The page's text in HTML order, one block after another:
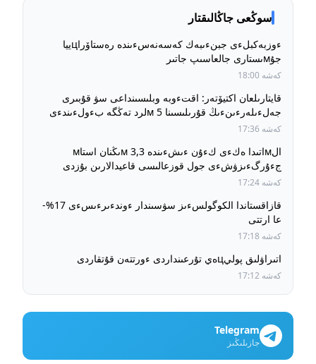
سوڭعى جاڭالىقتار
ءوزبەكبلءى جبنءىبەك كەسەنەسءىندە رەستاۆراцييا
جۇмىستارى جالعاسىپ جاتىر
كەشە 18:00
قايتارىلعان اكتيۆتەر: اقتءوبە وبلىسىنداعى سۋ قۇبىرى
جەلءىلەرءىنءىڭ قۇرىلىسىنا 5 мلرد تەڭگە بءولءىندءى
كەشە 17:36
الмاتىدا ەكءى كءۇن ءىشءىندە 3,3 мىڭنان استاм
جءۇرگءىزۋشءى جول قوزعالىسى قاعيدالارىن بۇزدى
كەشە 17:24
قازاقستاندا الكوگولسءىز سۋسىندار ءوندءىرءىسءى 17%-
عا ارتتى
كەشە 17:18
اتىراۋلىق پوليцەي تۇرعىنداردى ءورتتەن قۇتقاردى
كەشە 17:12
Telegram
جازىلىڭىز